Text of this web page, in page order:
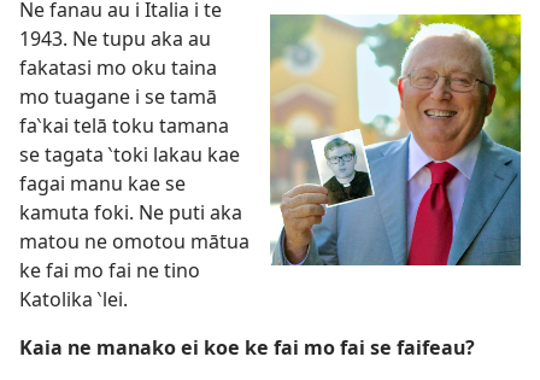
Ne fanau au i Italia i te
1943. Ne tupu aka au
fakatasi mo oku taina
mo tuagane i se tamā
fa‵kai telā toku tamana
se tagata ‵toki lakau kae
fagai manu kae se
kamuta foki. Ne puti aka
matou ne omotou mātua
ke fai mo fai ne tino
Katolika ‵lei.
Kaia ne manako ei koe ke fai mo fai se faifeau?